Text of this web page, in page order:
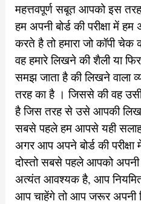
महत्तवपूर्ण सबूत आपको इस
हम अपनी बोर्ड की परीक्षा में
करते है तो हमारा जो कॉपी चेक
वह हमारे लिखने की शैली या
समझ जाता है की लिखने वाला
तरह का है । जिससे की वह
है जिस तरह से उसे आपकी
सबसे पहले हम आपसे यही सलाह
अगर आप अपने बोर्ड की परीक्षा
दोस्तो सबसे पहले आपको अपनी
अत्यंत आवश्यक है, आप
आप चाहेंगे तो आप जरूर अपनी